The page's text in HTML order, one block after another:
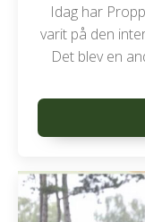
Idag har
varit på den
Det blev en